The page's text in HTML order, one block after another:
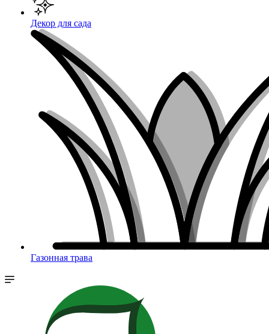
Декор для сада
Газонная трава